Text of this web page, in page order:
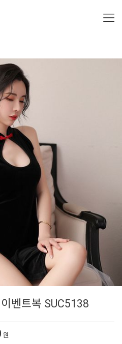
벤트복 SUC5138
원